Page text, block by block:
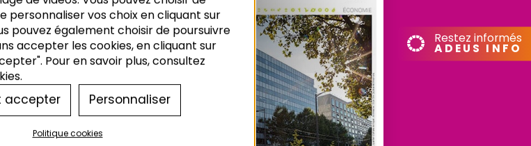
Restez informés
ADEUS INFO
personnaliser vos choix en cliquant sur
pouvez également choisir de poursuivre
accepter les cookies, en cliquant sur
Pour en savoir plus, consultez
accepter Personnaliser
Politique cookies